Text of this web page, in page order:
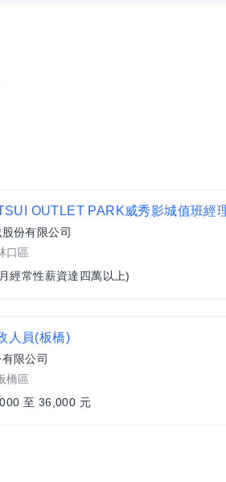
OUTLET PARK威秀影城值班經
份有限公司
口區
經常性薪資達四萬以上)
人員(板橋)
限公司
橋區
至 36,000 元